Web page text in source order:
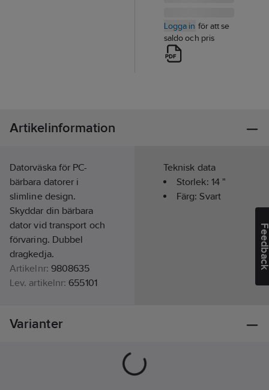
Logga in för att se
saldo och pris
Artikelinformation
Datorväska för PC-
bärbara datorer i
slimline design.
Skyddar din bärbara
dator vid transport och
förvaring. Dubbel
dragkedja.
Artikelnr: 9808635
Lev. artikelnr: 655101
Materialklass
Teknisk data
Storlek: 14"
Färg:Svart
Varianter